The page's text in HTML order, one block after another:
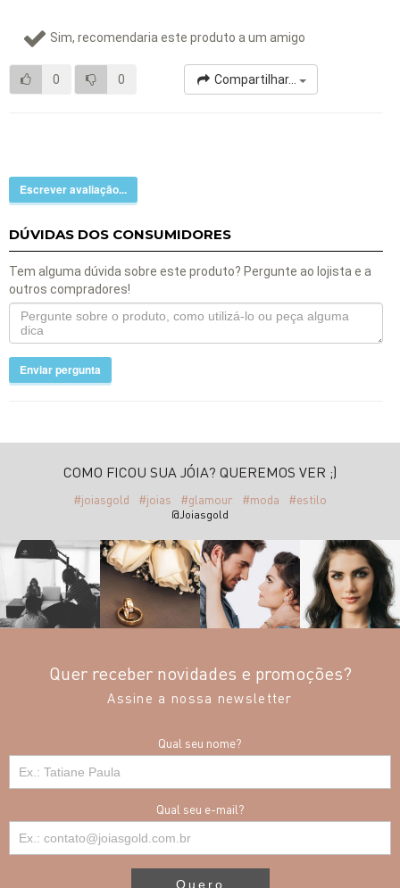
Sim, recomendaria este produto a um amigo
0 0 Compartilhar...
Escrever avaliação...
DÚVIDAS DOS CONSUMIDORES
Tem alguma dúvida sobre este produto? Pergunte ao lojista e a
outros compradores!
Enviar pergunta
COMO FICOU SUA JÓIA? QUEREMOS VER ;)
#joiasgold #joias #glamour #moda #estilo
@Joiasgold
Quer receber novidades e promoções?
Assine a nossa newsletter
Qual seu nome?
Qual seu e-mail?
Quero